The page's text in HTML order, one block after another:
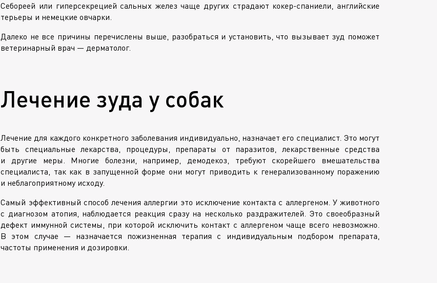
Себореей или гиперсекрецией сальных желез чаще других страдают кокер-спаниели, английские
терьеры и немецкие овчарки.
Далеко не все причины перечислены выше, разобраться и установить, что вызывает зуд поможет
ветеринарный врач — дерматолог.
Лечение зуда у собак
Лечение для каждого конкретного заболевания индивидуально, назначает его специалист. Это могут
быть специальные лекарства, процедуры, препараты от паразитов, лекарственные средства
и другие меры. Многие болезни, например, демодекоз, требуют скорейшего вмешательства
специалиста, так как в запущенной форме они могут приводить к генерализованному поражению
и неблагоприятному исходу.
Самый эффективный способ лечения аллергии это исключение контакта с аллергеном. У животного
с диагнозом атопия, наблюдается реакция сразу на несколько раздражителей. Это своеобразный
дефект иммунной системы, при которой исключить контакт с аллергеном чаще всего невозможно.
В этом случае — назначается пожизненная терапия с индивидуальным подбором препарата,
частоты применения и дозировки.